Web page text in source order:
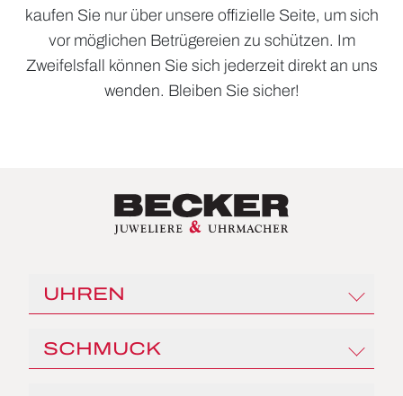
kaufen Sie nur über unsere offizielle Seite, um sich
vor möglichen Betrügereien zu schützen. Im
Zweifelsfall können Sie sich jederzeit direkt an uns
wenden. Bleiben Sie sicher!
UHREN
SCHMUCK